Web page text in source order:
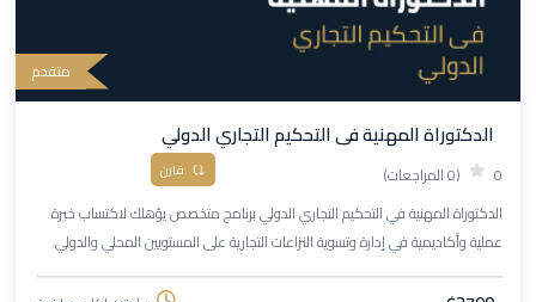
متقدم
الدكتوراة المهنية فى التحكيم التجاري الدولي
0 (0 المراجعات) قارن
الدكتوراة المهنية في التحكيم التجاري الدولي برنامج متخصص يؤهلك لاكتساب خبرة
عملية وأكاديمية في إدارة وتسوية النزاعات التجارية على المستويين المحلي والدولي.